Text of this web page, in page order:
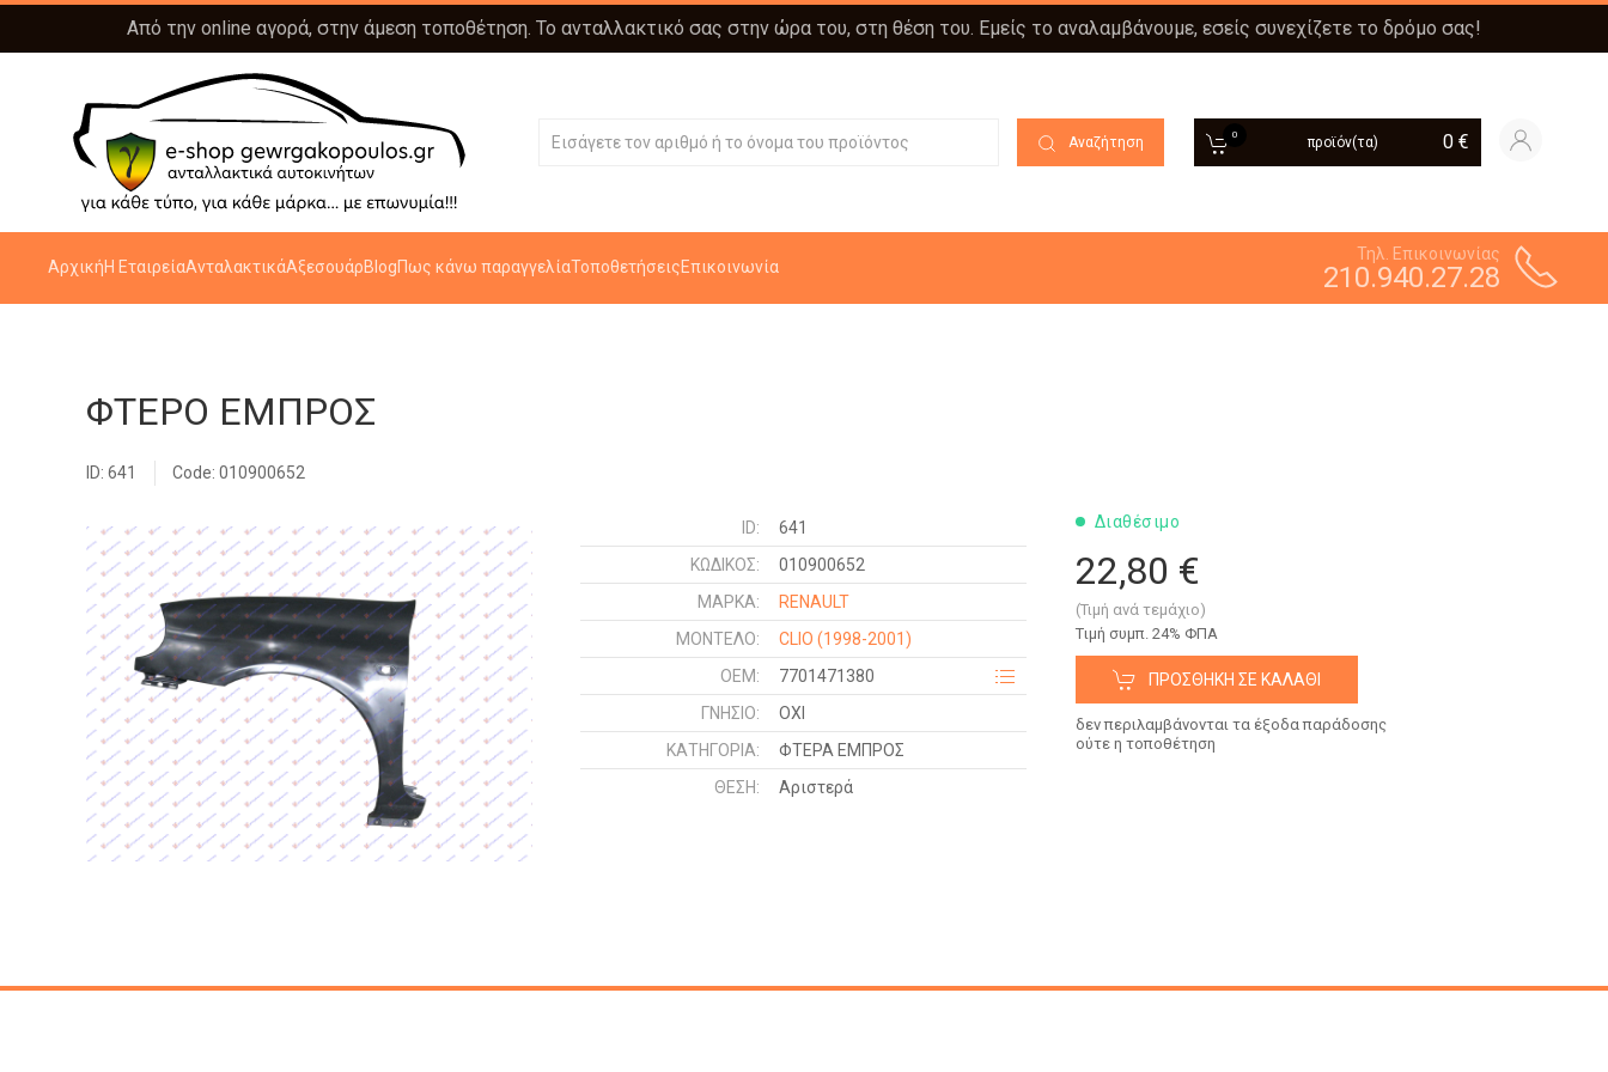
Από την online αγορά, στην άμεση τοποθέτηση. Το ανταλλακτικό σας στην ώρα του, στη θέση του. Εμείς το αναλαμβάνουμε, εσείς συνεχίζετε το δρόμο σας!
Αναζήτηση 0 προϊόν(τα) 0 €
ΑρχικήΗ ΕταιρείαΑνταλακτικάΑξεσουάρBlogΠως κάνω παραγγελίαΤοποθετήσειςΕπικοινωνία
Τηλ. Επικοινωνίας
210.940.27.28
ΦΤΕΡΟ ΕΜΠΡΟΣ
ID: 641 Code: 010900652
ID:
641
ΚΩΔΙΚΌΣ:
010900652
ΜΑΡΚΑ:
RENAULT
ΜΟΝΤΕΛΟ:
CLIO (1998-2001)
OEM:
7701471380
ΓΝΉΣΙΟ:
ΟΧΙ
ΚΑΤΗΓΟΡΊΑ:
ΦΤΕΡΑ ΕΜΠΡΟΣ
ΘΈΣΗ:
Αριστερά
Διαθέσιμο
22,80 €
(Τιμή ανά τεμάχιο)
Tιμή συμπ. 24% ΦΠΑ
ΠΡΟΣΘΉΚΗ ΣΕ ΚΑΛΆΘΙ
δεν περιλαμβάνονται τα έξοδα παράδοσης
ούτε η τοποθέτηση